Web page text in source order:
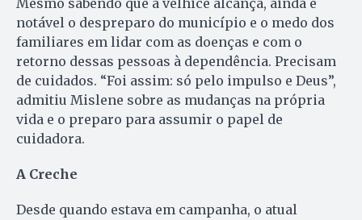
Mesmo sabendo que a velhice alcança, ainda é
notável o despreparo do município e o medo dos
familiares em lidar com as doenças e com o
retorno dessas pessoas à dependência. Precisam
de cuidados. “Foi assim: só pelo impulso e Deus”,
admitiu Mislene sobre as mudanças na própria
vida e o preparo para assumir o papel de
cuidadora.
A Creche
Desde quando estava em campanha, o atual